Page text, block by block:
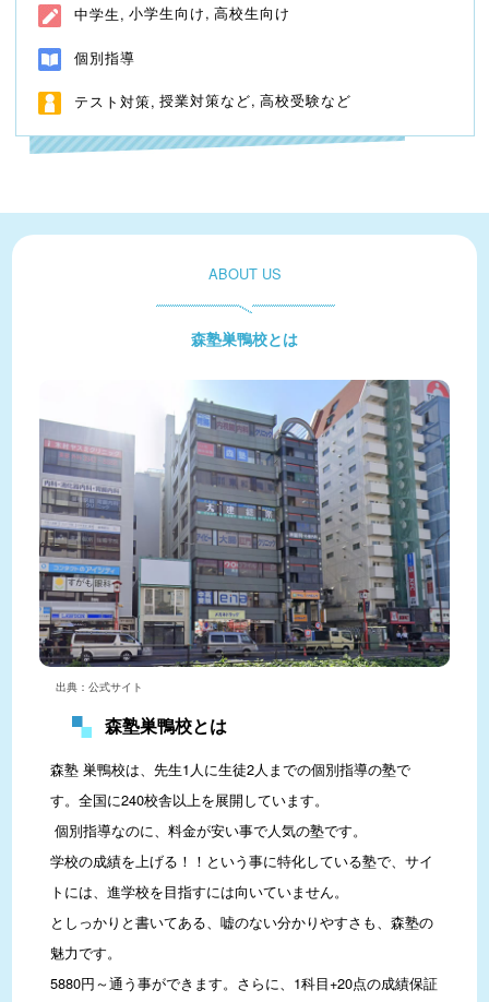
中学生 小学生向け 高校生向け
個別指導
テスト対策 授業対策など 高校受験など
ABOUT US
森塾巣鴨校とは
出典：公式サイト
森塾巣鴨校とは
森塾 巣鴨校は、先生1人に生徒2人までの個別指導の塾で
す。全国に240校舎以上を展開しています。
個別指導なのに、料金が安い事で人気の塾です。
学校の成績を上げる！！という事に特化している塾で、サイ
トには、進学校を目指すには向いていません。
としっかりと書いてある、嘘のない分かりやすさも、森塾の
魅力です。
5880円～通う事ができます。さらに、1科目+20点の成績保証